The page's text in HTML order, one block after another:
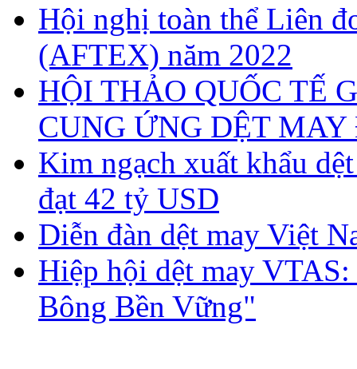
Hội nghị toàn thể Liên
(AFTEX) năm 2022
HỘI THẢO QUỐC TẾ
CUNG ỨNG DỆT
Kim ngạch xuất khẩu
đạt 42 tỷ USD
Diễn đàn dệt may Việt
Hiệp hội dệt may
Bông Bền Vững"